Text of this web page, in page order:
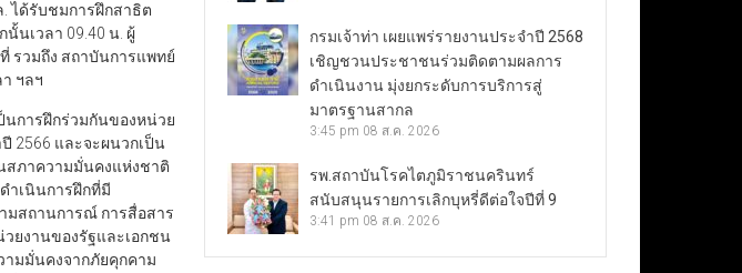
ได้รับชมการฝึกสาธิต
นั้นเวลา 09.40 น. ผู้
รวมถึง สถาบันการแพทย์
ฯลฯ
นการฝึกร่วมกันของหน่วย
2566 และจะผนวกเป็น
สภาความมั่นคงแห่งชาติ
ำเนินการฝึกที่มี
มสถานการณ์ การสื่อสาร
ยงานของรัฐและเอกชน
มมั่นคงจากภัยคุกคาม
กรมเจ้าท่า เผยแพร่รายงานประจำปี 2568
เชิญชวนประชาชนร่วมติดตามผลการ
ดำเนินงาน มุ่งยกระดับการบริการสู่
มาตรฐานสากล
3:45 pm 08 ส.ค. 2026
รพ.สถาบันโรคไตภูมิราชนครินทร์
สนับสนุนรายการเลิกบุหรี่ดีต่อใจปีที่ 9
3:41 pm 08 ส.ค. 2026